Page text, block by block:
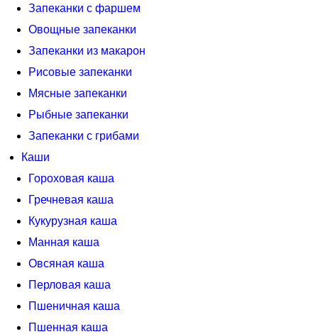
Запеканки с фаршем
Овощные запеканки
Запеканки из макарон
Рисовые запеканки
Мясные запеканки
Рыбные запеканки
Запеканки с грибами
Каши
Гороховая каша
Гречневая каша
Кукурузная каша
Манная каша
Овсяная каша
Перловая каша
Пшеничная каша
Пшенная каша